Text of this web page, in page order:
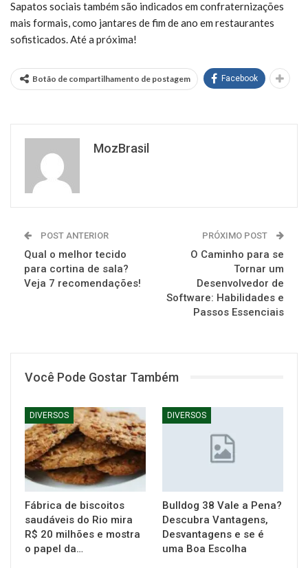
Sapatos sociais também são indicados em confraternizações
mais formais, como jantares de fim de ano em restaurantes
sofisticados. Até a próxima!
Botão de compartilhamento de postagem Facebook
MozBrasil
POST ANTERIOR
Qual o melhor tecido
para cortina de sala?
Veja 7 recomendações!
PRÓXIMO POST
O Caminho para se
Tornar um
Desenvolvedor de
Software: Habilidades e
Passos Essenciais
Você Pode Gostar Também
DIVERSOS
Fábrica de biscoitos
saudáveis do Rio mira
R$ 20 milhões e mostra
o papel da…
DIVERSOS
Bulldog 38 Vale a Pena?
Descubra Vantagens,
Desvantagens e se é
uma Boa Escolha